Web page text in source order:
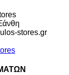
stores.gr